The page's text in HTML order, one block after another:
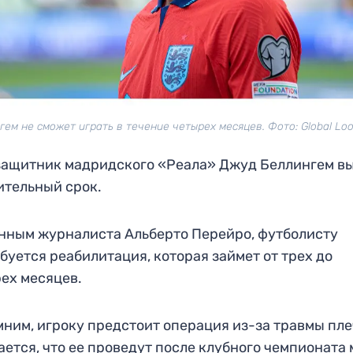
не сможет играть в течение четырех месяцев. Фото: Global
мадридского «Реала» Джуд Беллингем
срок.
журналиста Альберто Перейро, футболисту
реабилитация, которая займет от трех до
месяцев.
игроку предстоит операция из-за травмы
что ее проведут после клубного чемпионата